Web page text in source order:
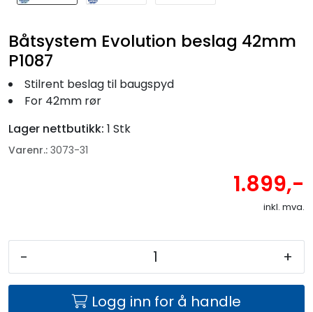
Båtsystem Evolution beslag 42mm
P1087
Stilrent beslag til baugspyd
For 42mm rør
Lager nettbutikk: 1 Stk
Varenr.: 3073-31
1.899,-
inkl. mva.
- +
Logg inn for å handle